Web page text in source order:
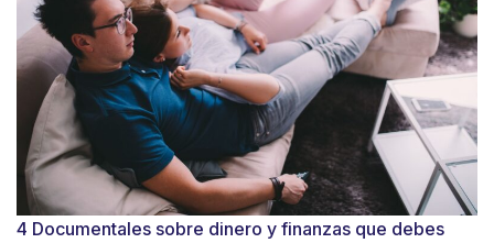
4 Documentales sobre dinero y finanzas que debes